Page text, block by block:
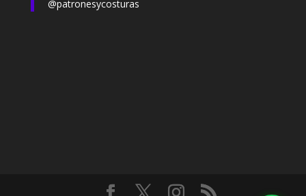
@patronesycosturas